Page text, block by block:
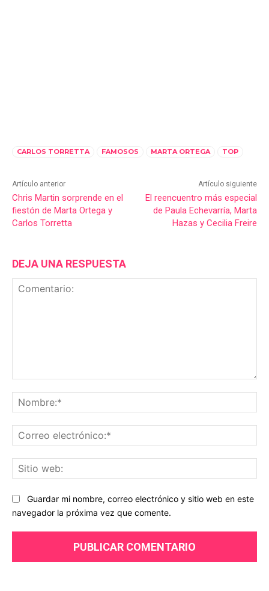
CARLOS TORRETTA FAMOSOS MARTA ORTEGA TOP
Artículo anterior
Chris Martin sorprende en el
fiestón de Marta Ortega y
Carlos Torretta
Artículo siguiente
El reencuentro más especial
de Paula Echevarría, Marta
Hazas y Cecilia Freire
DEJA UNA RESPUESTA
Guardar mi nombre, correo electrónico y sitio web en este
navegador la próxima vez que comente.